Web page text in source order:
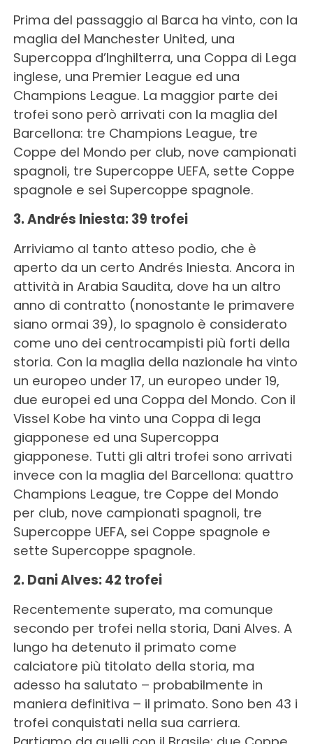
Prima del passaggio al Barca ha vinto, con la
maglia del Manchester United, una
Supercoppa d’Inghilterra, una Coppa di Lega
inglese, una Premier League ed una
Champions League. La maggior parte dei
trofei sono però arrivati con la maglia del
Barcellona: tre Champions League, tre
Coppe del Mondo per club, nove campionati
spagnoli, tre Supercoppe UEFA, sette Coppe
spagnole e sei Supercoppe spagnole.
3. Andrés Iniesta: 39 trofei
Arriviamo al tanto atteso podio, che è
aperto da un certo Andrés Iniesta. Ancora in
attività in Arabia Saudita, dove ha un altro
anno di contratto (nonostante le primavere
siano ormai 39), lo spagnolo è considerato
come uno dei centrocampisti più forti della
storia. Con la maglia della nazionale ha vinto
un europeo under 17, un europeo under 19,
due europei ed una Coppa del Mondo. Con il
Vissel Kobe ha vinto una Coppa di lega
giapponese ed una Supercoppa
giapponese. Tutti gli altri trofei sono arrivati
invece con la maglia del Barcellona: quattro
Champions League, tre Coppe del Mondo
per club, nove campionati spagnoli, tre
Supercoppe UEFA, sei Coppe spagnole e
sette Supercoppe spagnole.
2. Dani Alves: 42 trofei
Recentemente superato, ma comunque
secondo per trofei nella storia, Dani Alves. A
lungo ha detenuto il primato come
calciatore più titolato della storia, ma
adesso ha salutato – probabilmente in
maniera definitiva – il primato. Sono ben 43 i
trofei conquistati nella sua carriera.